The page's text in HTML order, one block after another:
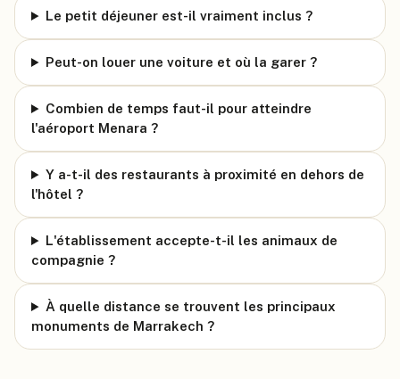
Le petit déjeuner est-il vraiment inclus ?
Peut-on louer une voiture et où la garer ?
Combien de temps faut-il pour atteindre
l'aéroport Menara ?
Y a-t-il des restaurants à proximité en dehors de
l'hôtel ?
L'établissement accepte-t-il les animaux de
compagnie ?
À quelle distance se trouvent les principaux
monuments de Marrakech ?